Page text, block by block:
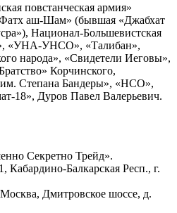
повстанческая армия»
аш-Шам» (бывшая «Джабхат
Национал-Большевистская
«УНА-УНСО», «Талибан»,
народа», «Свидетели Иеговы»,
Корчинского,
им. Степана Бандеры», «НСО»,
18», Дуров Павел Валерьевич.
Секретно Трейд».
Кабардино-Балкарская Респ., г.
Дмитровское шоссе, д.